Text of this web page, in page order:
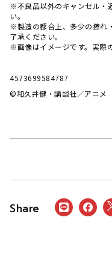
※不良品以外のキャンセル・
い。
※製造の都合上、多少の擦れ
了承ください。
※画像はイメージです。実際
4573699584787
©和久井健・講談社／アニメ